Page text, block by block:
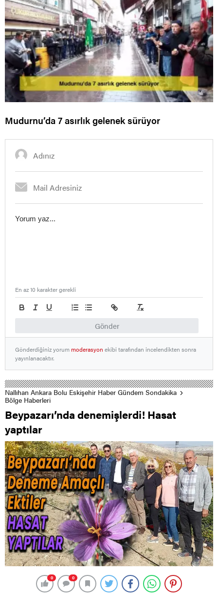
Mudurnu’da 7 asırlık gelenek sürüyor
Gönder
En az 10 karakter gerekli
Gönderdiğiniz yorummoderasyon ekibi tarafından incelendikten sonra
yayınlanacaktır.
Nallıhan Ankara Bolu Eskişehir Haber Gündem Sondakika
Bölge Haberleri
Beypazarı’nda denemişlerdi! Hasat
yaptılar
0 0